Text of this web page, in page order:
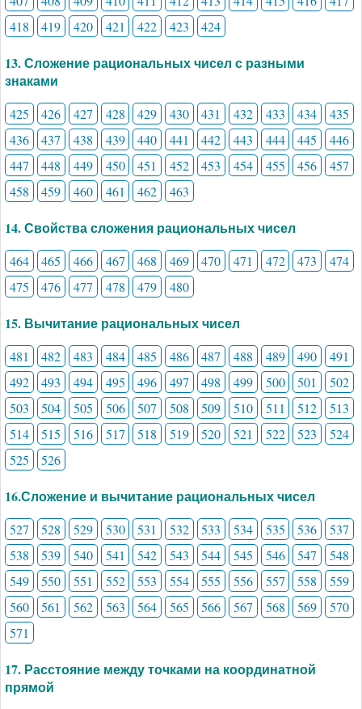
418
419 420 421 422 423 424
13. Сложение рациональных чисел с разными
знаками
425 426 427 428 429 430 431 432 433 434
435
436
437 438 439 440 441 442 443 444 445
446
447
448 449 450 451 452 453 454 455 456
457
458
459 460 461 462 463
14. Свойства сложения рациональных чисел
464 465 466 467 468 469 470 471 472 473
474
475
476 477 478 479 480
15. Вычитание рациональных чисел
481 482 483 484 485 486 487 488 489 490
491
492
493 494 495 496 497 498 499 500 501
502
503
504 505 506 507 508 509 510 511 512
513
514
515 516 517 518 519 520 521 522 523
524
525
526
16.Сложение и вычитание рациональных чисел
527 528 529 530 531 532 533 534 535 536
537
538
539 540 541 542 543 544 545 546 547
548
549
550 551 552 553 554 555 556 557 558
559
560
561 562 563 564 565 566 567 568 569
570
571
17. Расстояние между точками на координатной
прямой